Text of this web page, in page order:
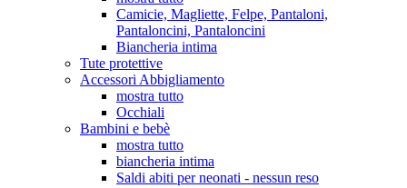
Camicie, Magliette, Felpe, Pantaloni,
Pantaloncini, Pantaloncini
Biancheria intima
Tute protettive
Accessori Abbigliamento
mostra tutto
Occhiali
Bambini e bebè
mostra tutto
biancheria intima
Saldi abiti per neonati - nessun reso